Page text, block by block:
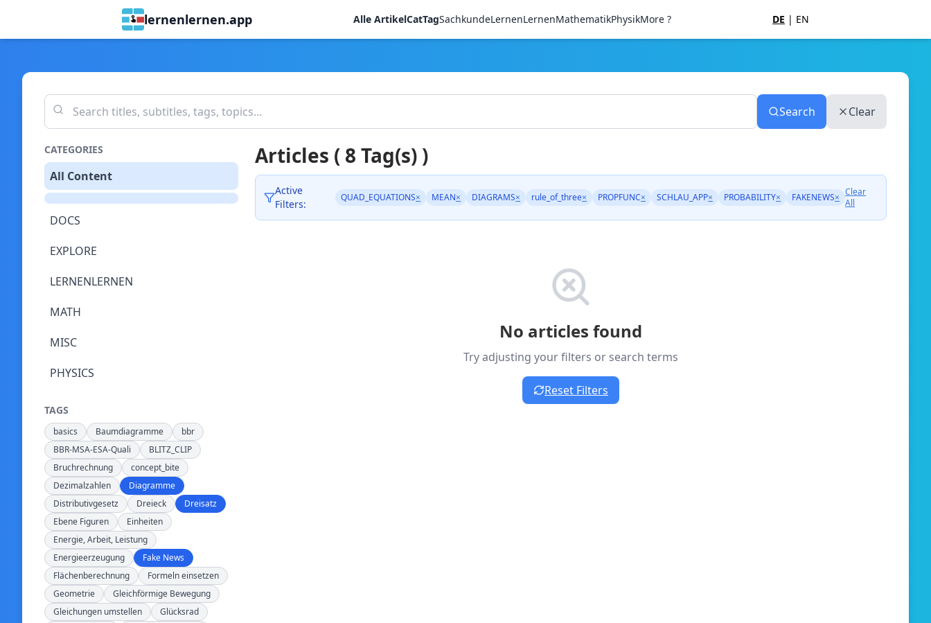
lernenlernen.app Alle ArtikelCatTagSachkundeLernenLernenMathematikPhysikMore ? DE | EN
Search Clear
CATEGORIES
All Content
DOCS
EXPLORE
LERNENLERNEN
MATH
MISC
PHYSICS
TAGS
basics Baumdiagramme
bbr
BBR-MSA-ESA-Quali
BLITZ_CLIP
Bruchrechnung
concept_bite
Dezimalzahlen
Diagramme
Distributivgesetz
Dreieck
Dreisatz
Ebene Figuren
Einheiten
Energie, Arbeit, Leistung
Energieerzeugung
Fake News
Flächenberechnung
Formeln einsetzen
Geometrie
Gleichförmige Bewegung
Gleichungen umstellen
Glücksrad
Articles ( 8 Tag(s) )
Active
Filters:
QUAD_EQUATIONS× MEAN× DIAGRAMS× rule_of_three× PROPFUNC× SCHLAU_APP× PROBABILITY× FAKENEWS× Clear
All
No articles found
Try adjusting your filters or search terms
Reset Filters